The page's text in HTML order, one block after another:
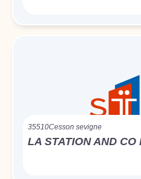
35510Cesson sevigne
LA STATION AND CO